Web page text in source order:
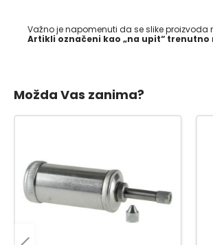
Važno je napomenuti da se slike
Artikli označeni kao „na upit“
Možda Vas zanima?